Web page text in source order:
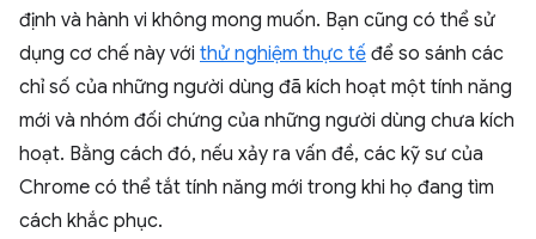
định và hành vi không mong muốn. Bạn cũng có thể sử
dụng cơ chế này với thử nghiệm thực tế để so sánh các
chỉ số của những người dùng đã kích hoạt một tính năng
mới và nhóm đối chứng của những người dùng chưa kích
hoạt. Bằng cách đó, nếu xảy ra vấn đề, các kỹ sư của
Chrome có thể tắt tính năng mới trong khi họ đang tìm
cách khắc phục.